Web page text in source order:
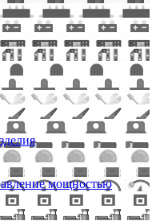
мощностью